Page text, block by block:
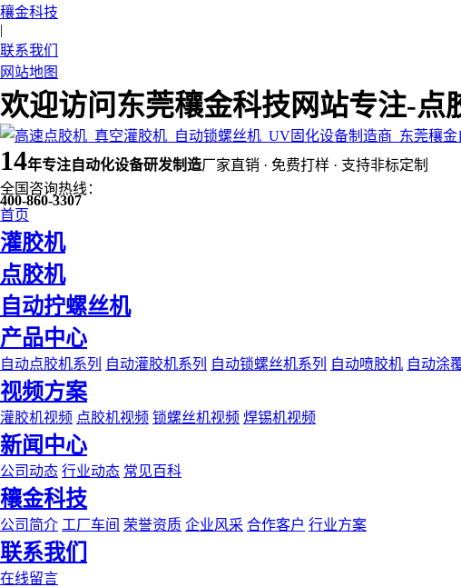
穰金科技
|
联系我们
网站地图
欢迎访问东莞穰金科技网站专注-点
14年专注自动化设备研发制造厂家直销 · 免费打样 · 支持非标定制
全国咨询热线：
400-860-3307
首页
灌胶机
点胶机
自动拧螺丝机
产品中心
自动点胶机系列 自动灌胶机系列 自动锁螺丝机系列 自动喷胶机 自动涂
视频方案
灌胶机视频 点胶机视频 锁螺丝机视频 焊锡机视频
新闻中心
公司动态 行业动态 常见百科
穰金科技
公司简介 工厂车间 荣誉资质 企业风采 合作客户 行业方案
联系我们
在线留言